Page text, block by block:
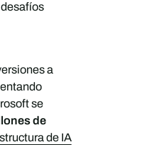
a
se
de
de IA